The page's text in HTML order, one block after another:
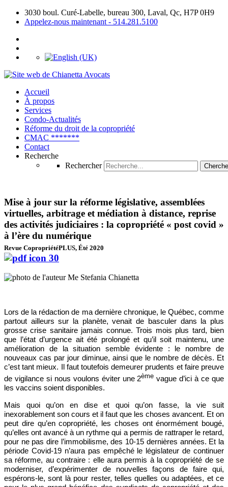
3030 boul. Curé-Labelle, bureau 300, Laval, Qc, H7P 0H9
Appelez-nous maintenant - 514.281.5100
Accueil
À propos
Services
Condo-Actualités
Réforme du droit de la copropriété
CMAC *******
Contact
Recherche
Rechercher
Mise à jour sur la réforme législative, assemblées
virtuelles, arbitrage et médiation à distance, reprise
des activités judiciaires : la copropriété « post covid »
à l’ère du numérique
Revue CopropriétéPLUS, Été 2020
Lors de la rédaction de ma dernière chronique, le Québec, comme
partout ailleurs sur la planète, venait de basculer dans la plus
grosse crise sanitaire jamais connue. Trois mois plus tard, bien
que l’état d’urgence ait été prolongé et qu’il soit maintenu, une
amélioration de la situation semble évidente : le nombre de
nouveaux cas par jour diminue, ainsi que le nombre de décès. Et
c’est tant mieux. Il faut toutefois demeurer prudents et faire preuve
de vigilance si nous voulons éviter une 2ème vague d’ici à ce que
les vaccins soient disponibles.
Mais quoi qu’on en dise et quoi qu’on fasse, la vie suit
inexorablement son cours et il faut que les choses avancent. Et on
peut dire qu’en copropriété, les choses ont énormément bougé,
qu’elles ont avancé à un rythme qui a permis de rattraper le retard,
pour ne pas dire l’immobilisme, des 10-15 dernières années. Et la
période Covid-19 n’aura pas empêché le législateur de continuer
sa réforme, au contraire : elle aura permis à la copropriété de se
moderniser, d’expérimenter de nouvelles façons de faire qui,
espérons-le, sont là pour rester, telles quelles ou adaptées, et ce